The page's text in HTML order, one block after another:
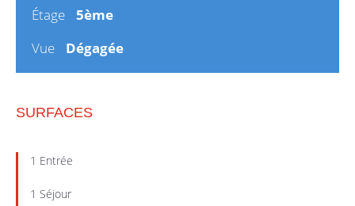
Étage
5ème
Vue
Dégagée
SURFACES
1 Entrée
1 Séjour